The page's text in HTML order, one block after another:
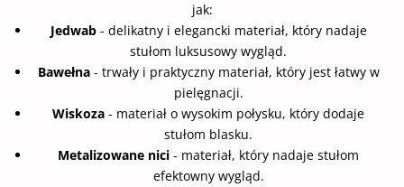
jak:
Jedwab- delikatny i elegancki materiał, który nadaje
stułom luksusowy wygląd.
Bawełna- trwały i praktyczny materiał, który jest łatwy w
pielęgnacji.
Wiskoza - materiał o wysokim połysku, który dodaje
stułom blasku.
Metalizowane nici - materiał, który nadaje stułom
efektowny wygląd.